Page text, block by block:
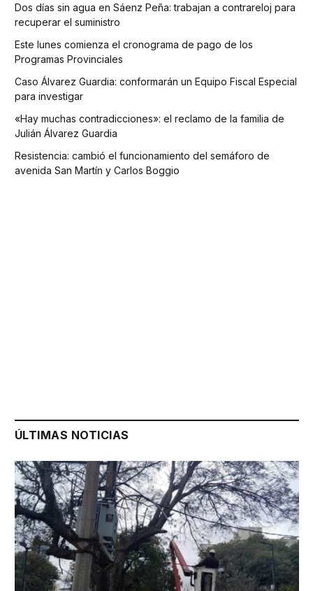
Dos días sin agua en Sáenz Peña: trabajan a contrareloj para
recuperar el suministro
Este lunes comienza el cronograma de pago de los
Programas Provinciales
Caso Álvarez Guardia: conformarán un Equipo Fiscal Especial
para investigar
«Hay muchas contradicciones»: el reclamo de la familia de
Julián Álvarez Guardia
Resistencia: cambió el funcionamiento del semáforo de
avenida San Martín y Carlos Boggio
ÚLTIMAS NOTICIAS